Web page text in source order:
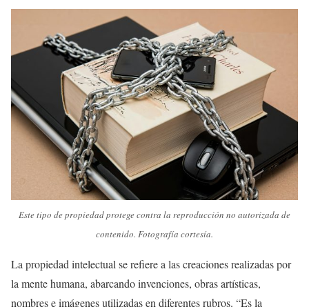
Este tipo de propiedad protege contra la reproducción no autorizada de
contenido. Fotografía cortesía.
La propiedad intelectual se refiere a las creaciones realizadas por
la mente humana, abarcando invenciones, obras artísticas,
nombres e imágenes utilizadas en diferentes rubros. “Es la